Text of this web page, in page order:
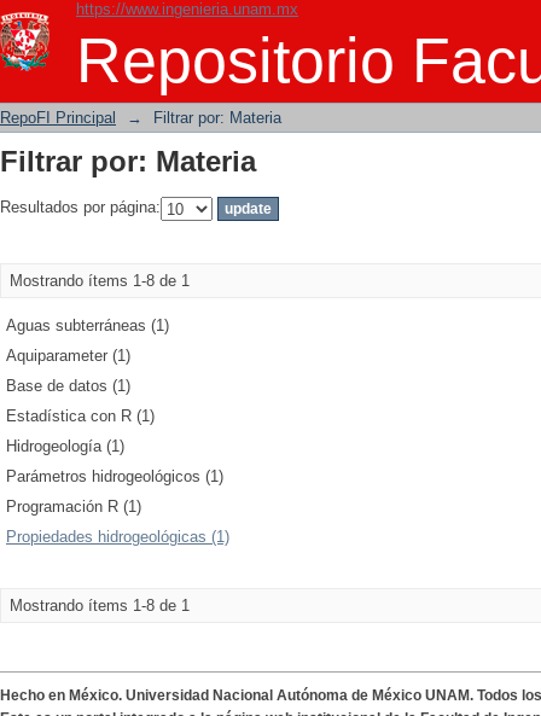
https://www.ingenieria.unam.mx
Repositorio
Filtrar por: Materia
RepoFI Principal → Filtrar por: Materia
Filtrar por: Materia
Resultados por página:
Mostrando ítems 1-8 de 1
Aguas subterráneas (1)
Aquiparameter (1)
Base de datos (1)
Estadística con R (1)
Hidrogeología (1)
Parámetros hidrogeológicos (1)
Programación R (1)
Propiedades hidrogeológicas (1)
Mostrando ítems 1-8 de 1
Hecho en México. Universidad Nacional Autónoma de México UNAM. Todos